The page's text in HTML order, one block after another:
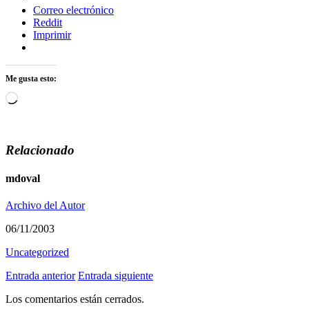
Correo electrónico
Reddit
Imprimir
Me gusta esto:
Cargando...
Relacionado
mdoval
Archivo del Autor
06/11/2003
Uncategorized
Entrada anterior Entrada siguiente
Los comentarios están cerrados.